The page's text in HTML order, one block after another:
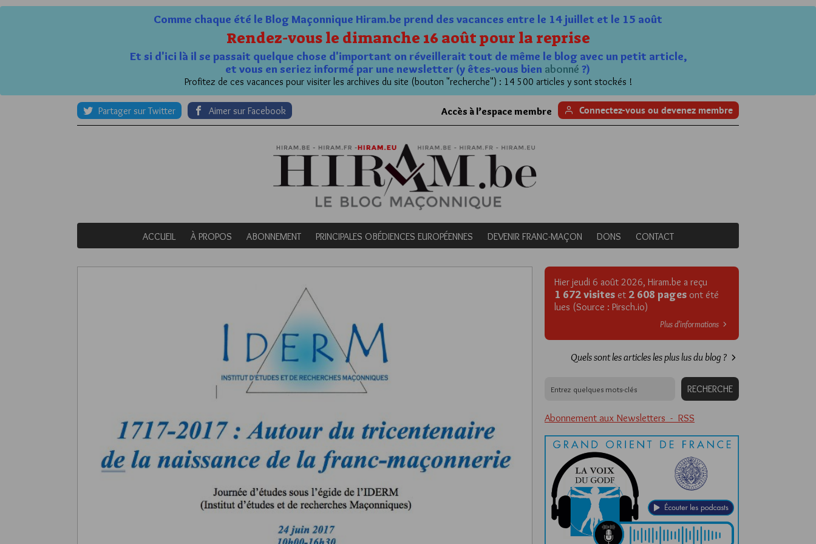
Comme chaque été le Blog Maçonnique Hiram.be prend des vacances entre le 14 juillet et le 15 août
Rendez-vous le dimanche 16 août pour la reprise
Et si d'ici là il se passait quelque chose d'important on réveillerait tout de même le blog avec un petit article,
et vous en seriez informé par une newsletter (y êtes-vous bien abonné ?)
Profitez de ces vacances pour visiter les archives du site (bouton "recherche") : 14 500 articles y sont stockés !
Partager sur Twitter Aimer sur Facebook Accès à l’espace membre Connectez-vous ou devenez membre
ACCUEIL À PROPOS ABONNEMENT PRINCIPALES OBÉDIENCES EUROPÉENNES DEVENIR FRANC-MAÇON DONS CONTACT
Hier jeudi 6 août 2026, Hiram.be a reçu
1 672 visites et 2 608 pages ont été
lues (Source : Pirsch.io)
Plus d’informations
Quels sont les articles les plus lus du blog ?
Abonnement aux Newsletters - RSS